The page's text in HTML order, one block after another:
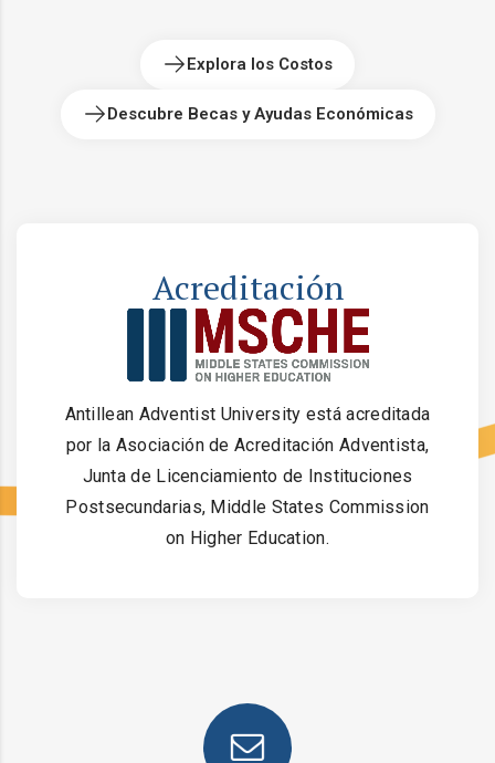
Explora los Costos
Descubre Becas y Ayudas Económicas
Acreditación
Antillean Adventist University está acreditada
por la Asociación de Acreditación Adventista,
Junta de Licenciamiento de Instituciones
Postsecundarias, Middle States Commission
on Higher Education.